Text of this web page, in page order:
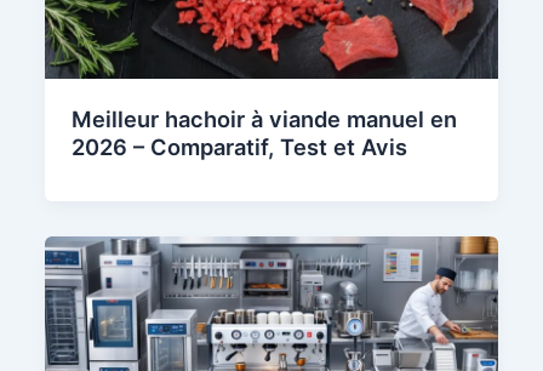
Meilleur hachoir à viande manuel en
2026 – Comparatif, Test et Avis